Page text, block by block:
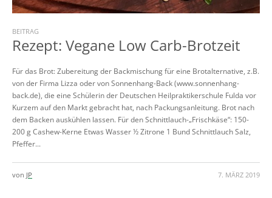
BEITRAG
Rezept: Vegane Low Carb-Brotzeit
Für das Brot: Zubereitung der Backmischung für eine Brotalternative, z.B.
von der Firma Lizza oder von Sonnenhang-Back (www.sonnenhang-
back.de), die eine Schülerin der Deutschen Heilpraktikerschule Fulda vor
Kurzem auf den Markt gebracht hat, nach Packungsanleitung. Brot nach
dem Backen auskühlen lassen. Für den Schnittlauch-„Frischkäse“: 150-
200 g Cashew-Kerne Etwas Wasser ½ Zitrone 1 Bund Schnittlauch Salz,
Pfeffer...
7. MÄRZ 2019
von JP